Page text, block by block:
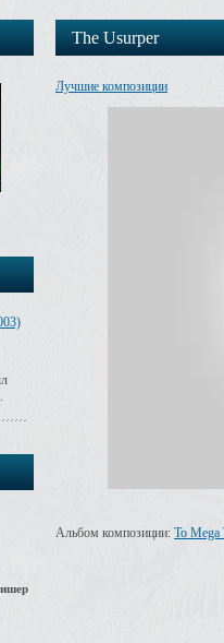
The Usurper
Лучшие композиции
Альбом композиции: To Mega